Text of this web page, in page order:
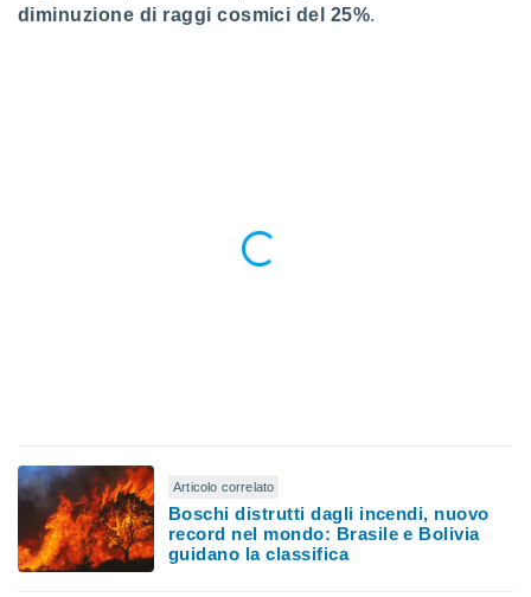
il
profili
diminuzione di raggi cosmici del 25%.
Articolo correlato
Boschi distrutti dagli incendi, nuovo
record nel mondo: Brasile e Bolivia
guidano la classifica